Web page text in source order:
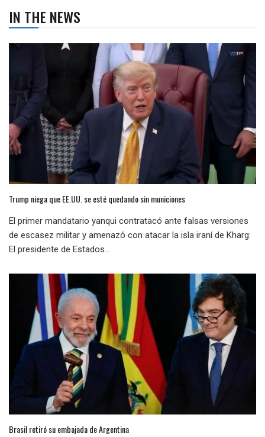
IN THE NEWS
Trump niega que EE.UU. se esté quedando sin municiones
El primer mandatario yanqui contratacó ante falsas versiones
de escasez militar y amenazó con atacar la isla iraní de Kharg:
El presidente de Estados...
Brasil retiró su embajada de Argentina